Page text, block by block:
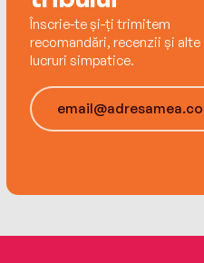
Înscrie-te și-ți trimitem
recomandări, recenzii și alte
lucruri simpatice.